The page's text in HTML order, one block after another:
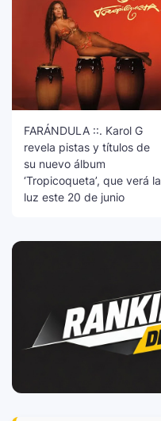
FARÁNDULA ::. Karol G
revela pistas y títulos de
su nuevo álbum
‘Tropicoqueta’, que verá la
luz este 20 de junio